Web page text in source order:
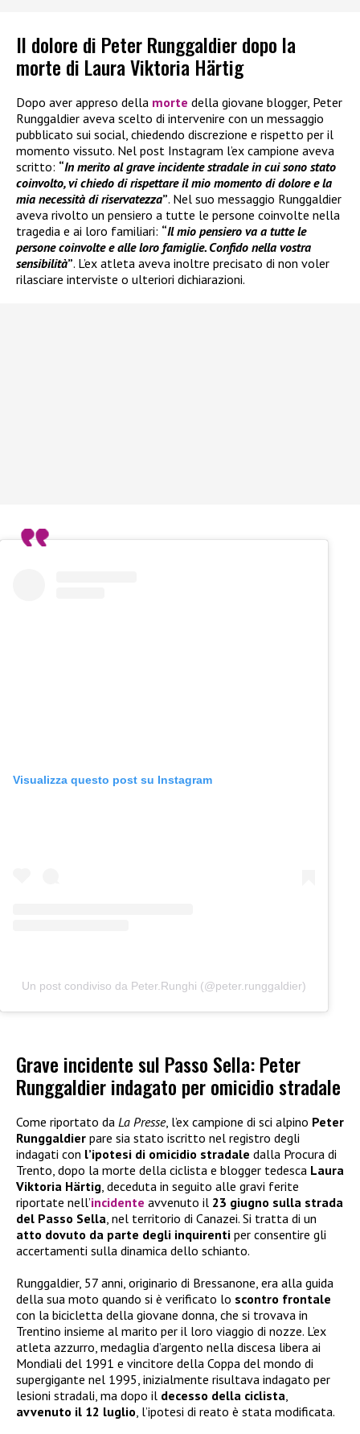
Il dolore di Peter Runggaldier dopo la
morte di Laura Viktoria Härtig
Dopo aver appreso della morte della giovane blogger, Peter
Runggaldier aveva scelto di intervenire con un messaggio
pubblicato sui social, chiedendo discrezione e rispetto per il
momento vissuto. Nel post Instagram l’ex campione aveva
scritto: “In merito al grave incidente stradale in cui sono stato
coinvolto, vi chiedo di rispettare il mio momento di dolore e la
mia necessità di riservatezza”. Nel suo messaggio Runggaldier
aveva rivolto un pensiero a tutte le persone coinvolte nella
tragedia e ai loro familiari: “Il mio pensiero va a tutte le
persone coinvolte e alle loro famiglie. Confido nella vostra
sensibilità”. L’ex atleta aveva inoltre precisato di non voler
rilasciare interviste o ulteriori dichiarazioni.
Visualizza questo post su Instagram
Un post condiviso da Peter.Runghi (@peter.runggaldier)
Grave incidente sul Passo Sella: Peter
Runggaldier indagato per omicidio stradale
Come riportato da La Presse, l’ex campione di sci alpino Peter
Runggaldier pare sia stato iscritto nel registro degli
indagati con l’ipotesi di omicidio stradale dalla Procura di
Trento, dopo la morte della ciclista e blogger tedesca Laura
Viktoria Härtig , deceduta in seguito alle gravi ferite
riportate nell’incidente avvenuto il 23 giugno sulla strada
del Passo Sella , nel territorio di Canazei. Si tratta di un
atto dovuto da parte degli inquirenti per consentire gli
accertamenti sulla dinamica dello schianto.
Runggaldier, 57 anni, originario di Bressanone, era alla guida
della sua moto quando si è verificato lo scontro frontale
con la bicicletta della giovane donna, che si trovava in
Trentino insieme al marito per il loro viaggio di nozze. L’ex
atleta azzurro, medaglia d’argento nella discesa libera ai
Mondiali del 1991 e vincitore della Coppa del mondo di
supergigante nel 1995, inizialmente risultava indagato per
lesioni stradali, ma dopo il decesso della ciclista
avvenuto il 12 luglio , l’ipotesi di reato è stata modificata.